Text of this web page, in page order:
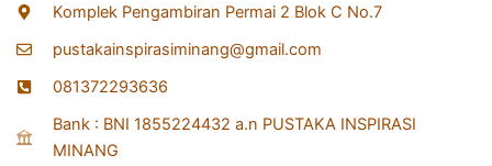
Komplek Pengambiran Permai 2 Blok C No.7
pustakainspirasiminang@gmail.com
081372293636
Bank : BNI 1855224432 a.n PUSTAKA INSPIRASI
MINANG